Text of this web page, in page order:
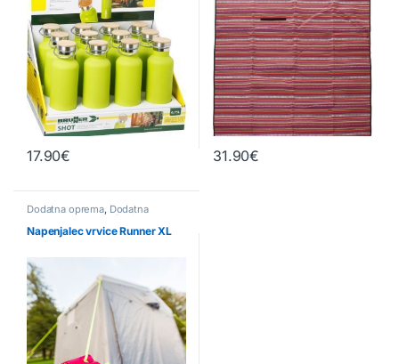
17.90€ 31.90€
Dodatna oprema, Dodatna
oprema za cerade Dodatna
oprema za šotore,Pribor
Napenjalec vrvice Runner XL